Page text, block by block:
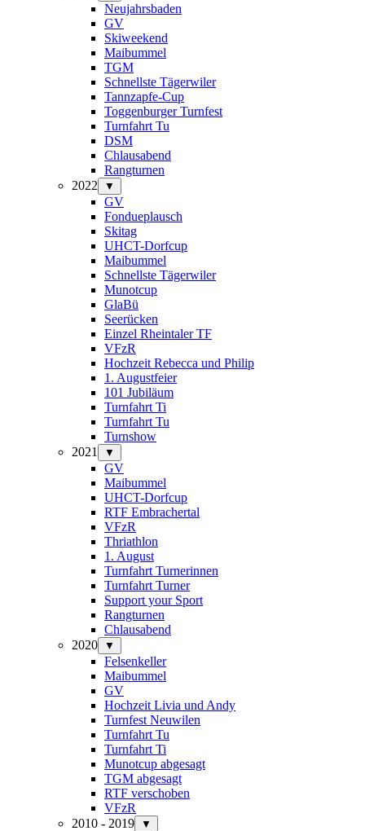
Neujahrsbaden
GV
Skiweekend
Maibummel
TGM
Schnellste Tägerwiler
Tannzapfe-Cup
Toggenburger Turnfest
Turnfahrt Tu
DSM
Chlausabend
Rangturnen
2022
▼
GV
Fondueplausch
Skitag
UHCT-Dorfcup
Maibummel
Schnellste Tägerwiler
Munotcup
GlaBü
Seerücken
Einzel Rheintaler TF
VFzR
Hochzeit Rebecca und Philip
1. Augustfeier
101 Jubiläum
Turnfahrt Ti
Turnfahrt Tu
Turnshow
2021
▼
GV
Maibummel
UHCT-Dorfcup
RTF Embrachertal
VFzR
Thriathlon
1. August
Turnfahrt Turnerinnen
Turnfahrt Turner
Support your Sport
Rangturnen
Chlausabend
2020
▼
Felsenkeller
Maibummel
GV
Hochzeit Livia und Andy
Turnfest Neuwilen
Turnfahrt Tu
Turnfahrt Ti
Munotcup abgesagt
TGM abgesagt
RTF verschoben
VFzR
2010 - 2019
▼